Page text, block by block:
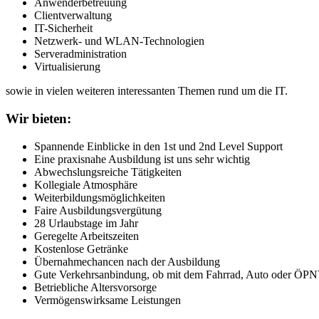
Anwenderbetreuung
Clientverwaltung
IT-Sicherheit
Netzwerk- und WLAN-Technologien
Serveradministration
Virtualisierung
sowie in vielen weiteren interessanten Themen rund um die IT.
Wir bieten:
Spannende Einblicke in den 1st und 2nd Level Support
Eine praxisnahe Ausbildung ist uns sehr wichtig
Abwechslungsreiche Tätigkeiten
Kollegiale Atmosphäre
Weiterbildungsmöglichkeiten
Faire Ausbildungsvergütung
28 Urlaubstage im Jahr
Geregelte Arbeitszeiten
Kostenlose Getränke
Übernahmechancen nach der Ausbildung
Gute Verkehrsanbindung, ob mit dem Fahrrad, Auto oder
Betriebliche Altersvorsorge
Vermögenswirksame Leistungen